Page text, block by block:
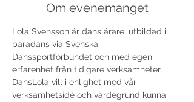
Om evenemanget
Lola Svensson är danslärare, utbildad i
paradans via Svenska
Danssportförbundet och med egen
erfarenhet från tidigare verksamheter.
DansLola vill i enlighet med vår
verksamhetsidé och värdegrund kunna